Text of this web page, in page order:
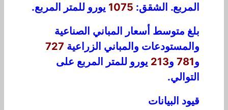
المربع. الشقق: 1075 يورو للمتر المربع.
بلغ متوسط أسعار المباني الصناعية
والمستودعات والمباني الزراعية 727
و781 و213 يورو للمتر المربع على
التوالي.
قيود البيانات